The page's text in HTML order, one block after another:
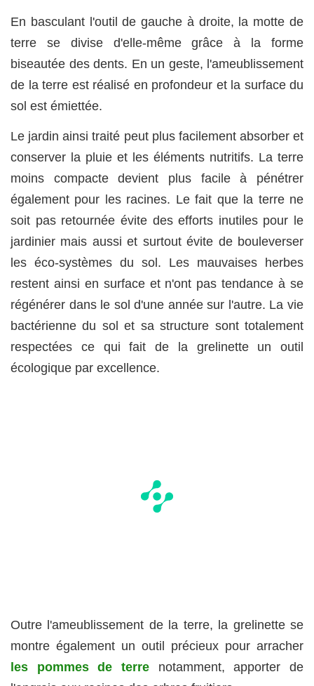
En basculant l'outil de gauche à droite, la motte de
terre se divise d'elle-même grâce à la forme
biseautée des dents. En un geste, l'ameublissement
de la terre est réalisé en profondeur et la surface du
sol est émiettée.
Le jardin ainsi traité peut plus facilement absorber et
conserver la pluie et les éléments nutritifs. La terre
moins compacte devient plus facile à pénétrer
également pour les racines. Le fait que la terre ne
soit pas retournée évite des efforts inutiles pour le
jardinier mais aussi et surtout évite de bouleverser
les éco-systèmes du sol. Les mauvaises herbes
restent ainsi en surface et n'ont pas tendance à se
régénérer dans le sol d'une année sur l'autre. La vie
bactérienne du sol et sa structure sont totalement
respectées ce qui fait de la grelinette un outil
écologique par excellence.
Outre l'ameublissement de la terre, la grelinette se
montre également un outil précieux pour arracher
les pommes de terre notamment, apporter de